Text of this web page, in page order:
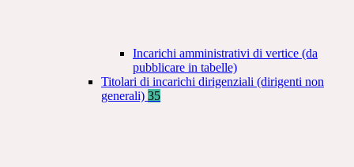
Incarichi amministrativi di vertice (da
pubblicare in tabelle)
Titolari di incarichi dirigenziali (dirigenti non
generali) 35